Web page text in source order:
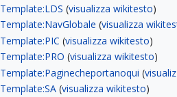
Template:LDS (visualizza wikitesto)
Template:NavGlobale (visualizza
Template:PIC (visualizza wikitesto)
Template:PRO (visualizza wikitesto)
Template:Paginecheportanoqui (
Template:SA(visualizza wikitesto)